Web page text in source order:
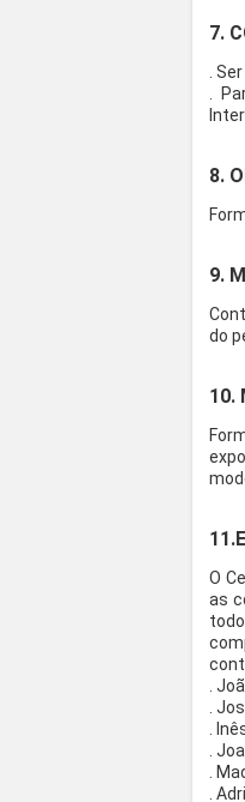
7.
.
.
8.
9.
do
10.
O
as
.
.
.
.
.
.